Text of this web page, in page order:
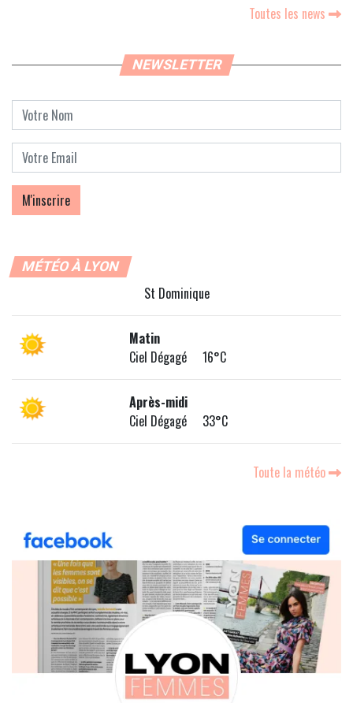
Toutes les news
NEWSLETTER
MÉTÉO À LYON
St Dominique
Matin
Ciel Dégagé 16°C
Après-midi
Ciel Dégagé 33°C
Toute la météo